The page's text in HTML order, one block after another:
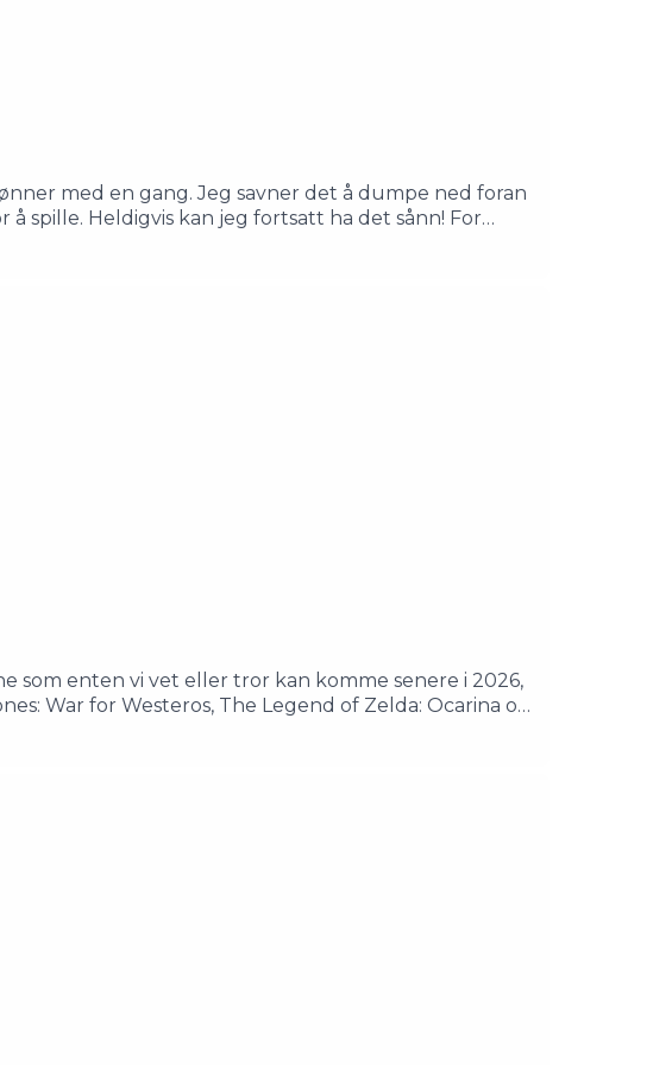
- TAKK FOR NÅ!
med en gang. Jeg savner det å dumpe ned foran
spille. Heldigvis kan jeg fortsatt ha det sånn! For
kose deg med der inne. God helg!
som enten vi vet eller tror kan komme senere i 2026,
War for Westeros, The Legend of Zelda: Ocarina of
Haunted Chocolatier og The Eternal Life of
sammen med dere allerede neste